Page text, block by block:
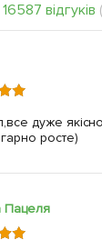
16587 відгуків
дуже
росте)
Пацеля